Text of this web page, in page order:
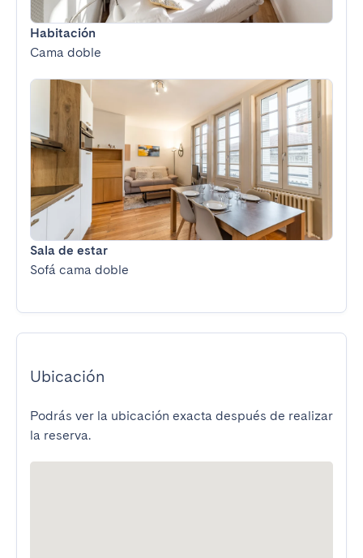
Habitación
Cama doble
Sala de estar
Sofá cama doble
Ubicación
Podrás ver la ubicación exacta después de realizar
la reserva.